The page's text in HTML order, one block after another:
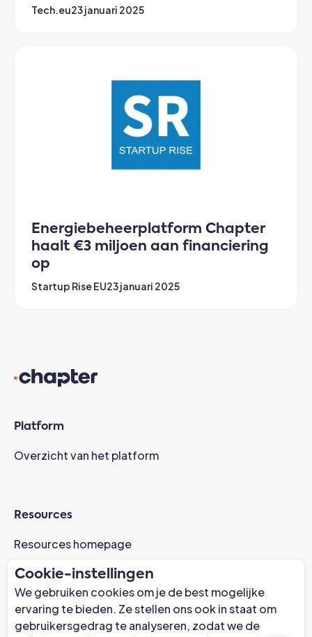
Tech.eu23 januari 2025
Energiebeheerplatform Chapter
haalt €3 miljoen aan financiering
op
Startup Rise EU23 januari 2025
Platform
Overzicht van het platform
Resources
Resources homepage
Casestudies
AI-gereedheid Webinar
Nieuws
Trust Center
Cookie-instellingen
We gebruiken cookies om je de best mogelijke
ervaring te bieden. Ze stellen ons ook in staat om
gebruikersgedrag te analyseren, zodat we de